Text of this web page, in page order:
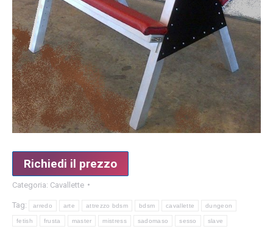
Richiedi il prezzo
Categoria: Cavallette
Tag: arredo arte attrezzo bdsm bdsm cavallette dungeon
fetish frusta master mistress sadomaso sesso slave